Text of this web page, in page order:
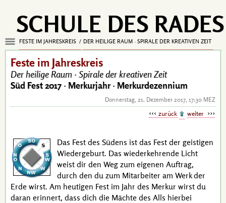
SCHULE DES RADES
FESTE IM JAHRESKREIS DER HEILIGE RAUM · SPIRALE DER KREATIVEN ZEIT
Feste im Jahreskreis
Der heilige Raum · Spirale der kreativen Zeit
Süd Fest 2017 · Merkurjahr · Merkurdezennium
Donnerstag, 21. Dezember 2017, 17:30 MEZ
zurück weiter
Das Fest des Südens ist das Fest der geistigen
Wiedergeburt. Das wiederkehrende Licht
weist dir den Weg zum eigenen Auftrag,
durch den du zum Mitarbeiter am Werk der
Erde wirst. Am heutigen Fest im Jahr des Merkur wirst du
daran erinnert, dass dich die Mächte des Alls hierbei